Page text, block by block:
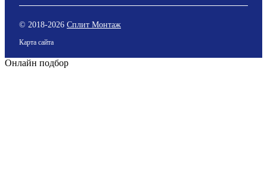
© 2018-2026 Сплит Монтаж
Карта сайта
Онлайн подбор